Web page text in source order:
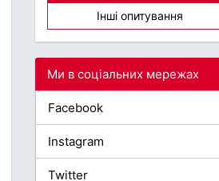
Інші опитування
Ми в соціальних мережах
Facebook
Instagram
Twitter